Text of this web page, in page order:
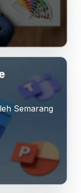
Semarang